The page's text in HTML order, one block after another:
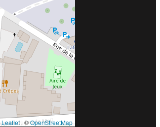
Leaflet|©OpenStreetMap